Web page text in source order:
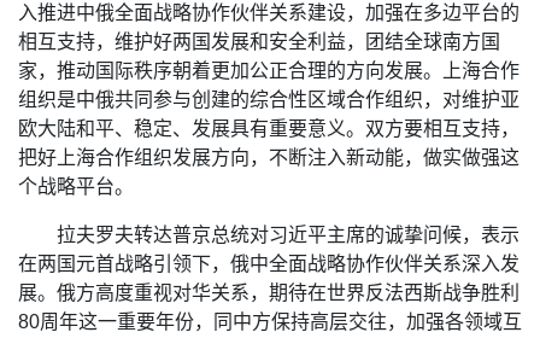
入推进中俄全面战略协作伙伴关系建设，加强在多边平台的
相互支持，维护好两国发展和安全利益，团结全球南方国
家，推动国际秩序朝着更加公正合理的方向发展。上海合作
组织是中俄共同参与创建的综合性区域合作组织，对维护亚
欧大陆和平、稳定、发展具有重要意义。双方要相互支持，
把好上海合作组织发展方向，不断注入新动能，做实做强这
个战略平台。
拉夫罗夫转达普京总统对习近平主席的诚挚问候，表示
在两国元首战略引领下，俄中全面战略协作伙伴关系深入发
展。俄方高度重视对华关系，期待在世界反法西斯战争胜利
80周年这一重要年份，同中方保持高层交往，加强各领域互